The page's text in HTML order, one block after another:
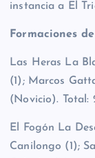
instancia a El
Formaciones
Las Heras La
(1); Marcos
(Novicio). Total:
El Fogón La
Canilongo (1);